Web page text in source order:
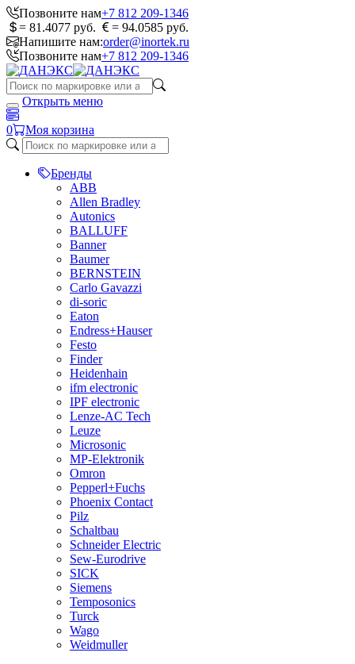
Позвоните нам+7 812 209-1346
= 81.4077 руб.
= 94.0585 руб.
Напишите нам:order@inortek.ru
Позвоните нам+7 812 209-1346
Открыть меню
0 Моя корзина
Бренды
ABB
Allen Bradley
Autonics
BALLUFF
Banner
Baumer
BERNSTEIN
Carlo Gavazzi
di-soric
Eaton
Endress+Hauser
Festo
Finder
Heidenhain
ifm electronic
IPF electronic
Lenze-AC Tech
Leuze
Microsonic
MP-Elektronik
Omron
Pepperl+Fuchs
Phoenix Contact
Pilz
Schaltbau
Schneider Electric
Sew-Eurodrive
SICK
Siemens
Temposonics
Turck
Wago
Weidmuller